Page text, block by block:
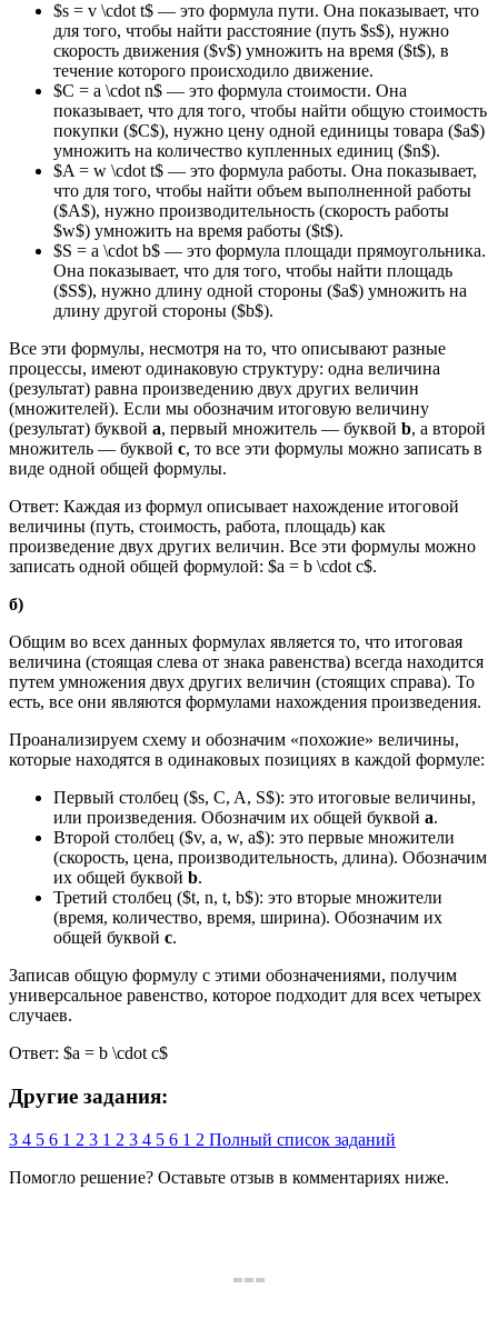
$s = v \cdot t$ — это формула пути. Она показывает, что
для того, чтобы найти расстояние (путь $s$), нужно
скорость движения ($v$) умножить на время ($t$), в
течение которого происходило движение.
$C = a \cdot n$ — это формула стоимости. Она
показывает, что для того, чтобы найти общую стоимость
покупки ($C$), нужно цену одной единицы товара ($a$)
умножить на количество купленных единиц ($n$).
$A = w \cdot t$ — это формула работы. Она показывает,
что для того, чтобы найти объем выполненной работы
($A$), нужно производительность (скорость работы
$w$) умножить на время работы ($t$).
$S = a \cdot b$ — это формула площади прямоугольника.
Она показывает, что для того, чтобы найти площадь
($S$), нужно длину одной стороны ($a$) умножить на
длину другой стороны ($b$).
Все эти формулы, несмотря на то, что описывают разные
процессы, имеют одинаковую структуру: одна величина
(результат) равна произведению двух других величин
(множителей). Если мы обозначим итоговую величину
(результат) буквой a, первый множитель — буквой b, а второй
множитель — буквой c, то все эти формулы можно записать в
виде одной общей формулы.
Ответ: Каждая из формул описывает нахождение итоговой
величины (путь, стоимость, работа, площадь) как
произведение двух других величин. Все эти формулы можно
записать одной общей формулой: $a = b \cdot c$.
б)
Общим во всех данных формулах является то, что итоговая
величина (стоящая слева от знака равенства) всегда находится
путем умножения двух других величин (стоящих справа). То
есть, все они являются формулами нахождения произведения.
Проанализируем схему и обозначим «похожие» величины,
которые находятся в одинаковых позициях в каждой формуле:
Первый столбец ($s, C, A, S$): это итоговые величины,
или произведения. Обозначим их общей буквой a.
Второй столбец ($v, a, w, a$): это первые множители
(скорость, цена, производительность, длина). Обозначим
их общей буквой b.
Третий столбец ($t, n, t, b$): это вторые множители
(время, количество, время, ширина). Обозначим их
общей буквой c.
Записав общую формулу с этими обозначениями, получим
универсальное равенство, которое подходит для всех четырех
случаев.
Ответ: $a = b \cdot c$
Другие задания:
3 4 5 6 1 2 3 1 2 3 4 5 6 1 2 Полный список заданий
Помогло решение? Оставьте отзыв в комментариях ниже.